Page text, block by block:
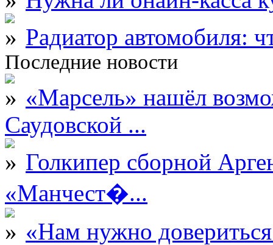
Радиатор автомобиля:
Последние новости
«Марсель» нашёл
Саудовской ...
Голкипер сборной
«Манчест�...
«Нам нужно